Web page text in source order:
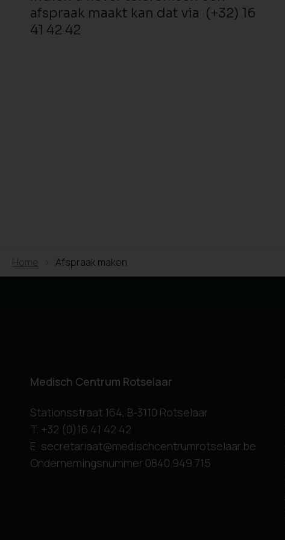
afspraak maakt kan dat via (+32) 16
41 42 42
Home Afspraak maken
Medisch Centrum Rotselaar
Stationsstraat 164, B-3110 Rotselaar
T. +32 (0)16 41 42 42
E. secretariaat@medischcentrumrotselaar.be
Ondernemingsnummer 0840.949.715